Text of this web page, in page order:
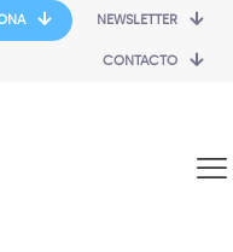
NEWSLETTER
CONTACTO